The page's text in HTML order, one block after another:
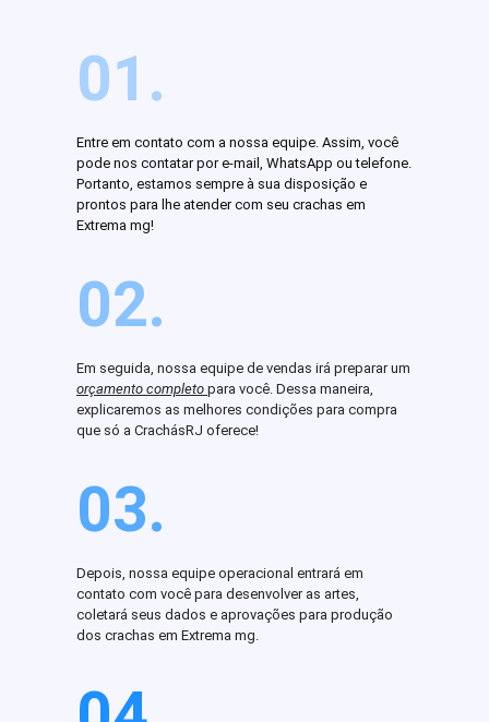
01.
Entre em contato com a nossa equipe. Assim, você
pode nos contatar por e-mail, WhatsApp ou telefone.
Portanto, estamos sempre à sua disposição e
prontos para lhe atender com seu crachas em
Extrema mg!
02.
Em seguida, nossa equipe de vendas irá preparar um
orçamento completo para você. Dessa maneira,
explicaremos as melhores condições para compra
que só a CrachásRJ oferece!
03.
Depois, nossa equipe operacional entrará em
contato com você para desenvolver as artes,
coletará seus dados e aprovações para produção
dos crachas em Extrema mg.